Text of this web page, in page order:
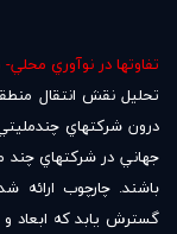
تفاوتها در نوآوري
تحليل نقش انتقال
درون شرکتهاي
جهاني در شرکتهاي
گسترش يابد که ابعاد